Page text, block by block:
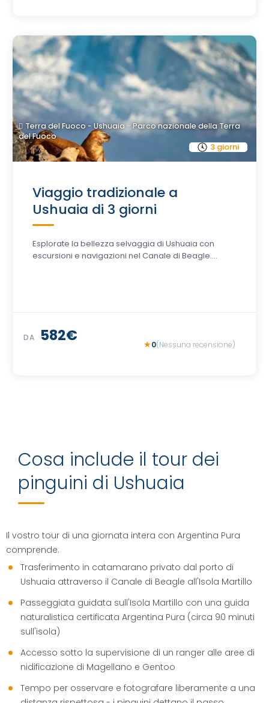
3 giorni
Terra del Fuoco - Ushuaia - Parco nazionale della Terra
del Fuoco
Viaggio tradizionale a
Ushuaia di 3 giorni
Esplorate la bellezza selvaggia di Ushuaia con
escursioni e navigazioni nel Canale di Beagle....
DA 582€ 0(Nessuna recensione)
Cosa include il tour dei
pinguini di Ushuaia
Il vostro tour di una giornata intera con Argentina Pura
comprende:
Trasferimento in catamarano privato dal porto di
Ushuaia attraverso il Canale di Beagle all'Isola Martillo
Passeggiata guidata sull'Isola Martillo con una guida
naturalistica certificata Argentina Pura (circa 90 minuti
sull'isola)
Accesso sotto la supervisione di un ranger alle aree di
nidificazione di Magellano e Gentoo
Tempo per osservare e fotografare liberamente a una